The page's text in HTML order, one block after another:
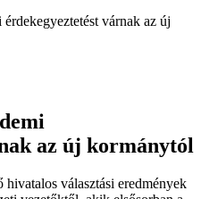
várnak az új
az új kormánytól
választási eredmények